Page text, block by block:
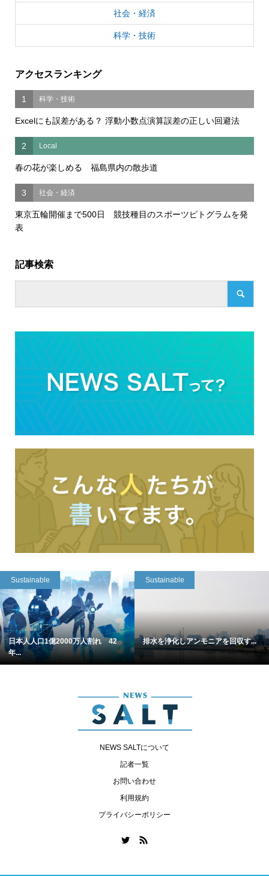
社会・経済
科学・技術
アクセスランキング
1 科学・技術
Excelにも誤差がある？ 浮動小数点演算誤差の正しい回避法
2 Local
春の花が楽しめる 福島県内の散歩道
3 社会・経済
東京五輪開催まで500日 競技種目のスポーツピトグラムを発
表
記事検索
Sustainable
日本人人口1億2000万人割れ 42
年...
Sustainable
排水を浄化しアンモニアを回収す...
NEWS SALTについて
記者一覧
お問い合わせ
利用規約
プライバシーポリシー